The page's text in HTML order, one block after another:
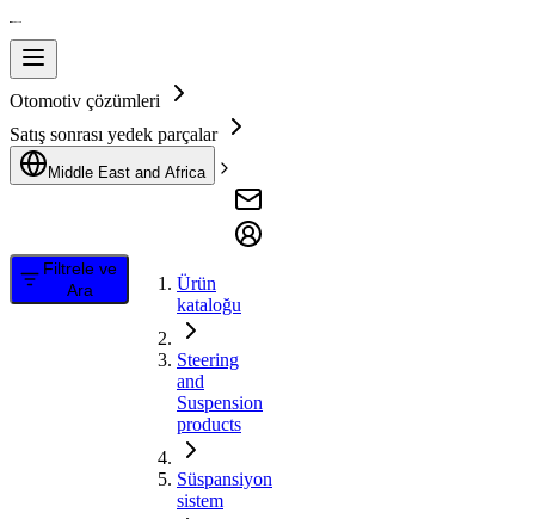
Otomotiv çözümleri
Satış sonrası yedek parçalar
Middle East and Africa
Filtrele ve
Ara
Ürün
kataloğu
Steering
and
Suspension
products
Süspansiyon
sistem